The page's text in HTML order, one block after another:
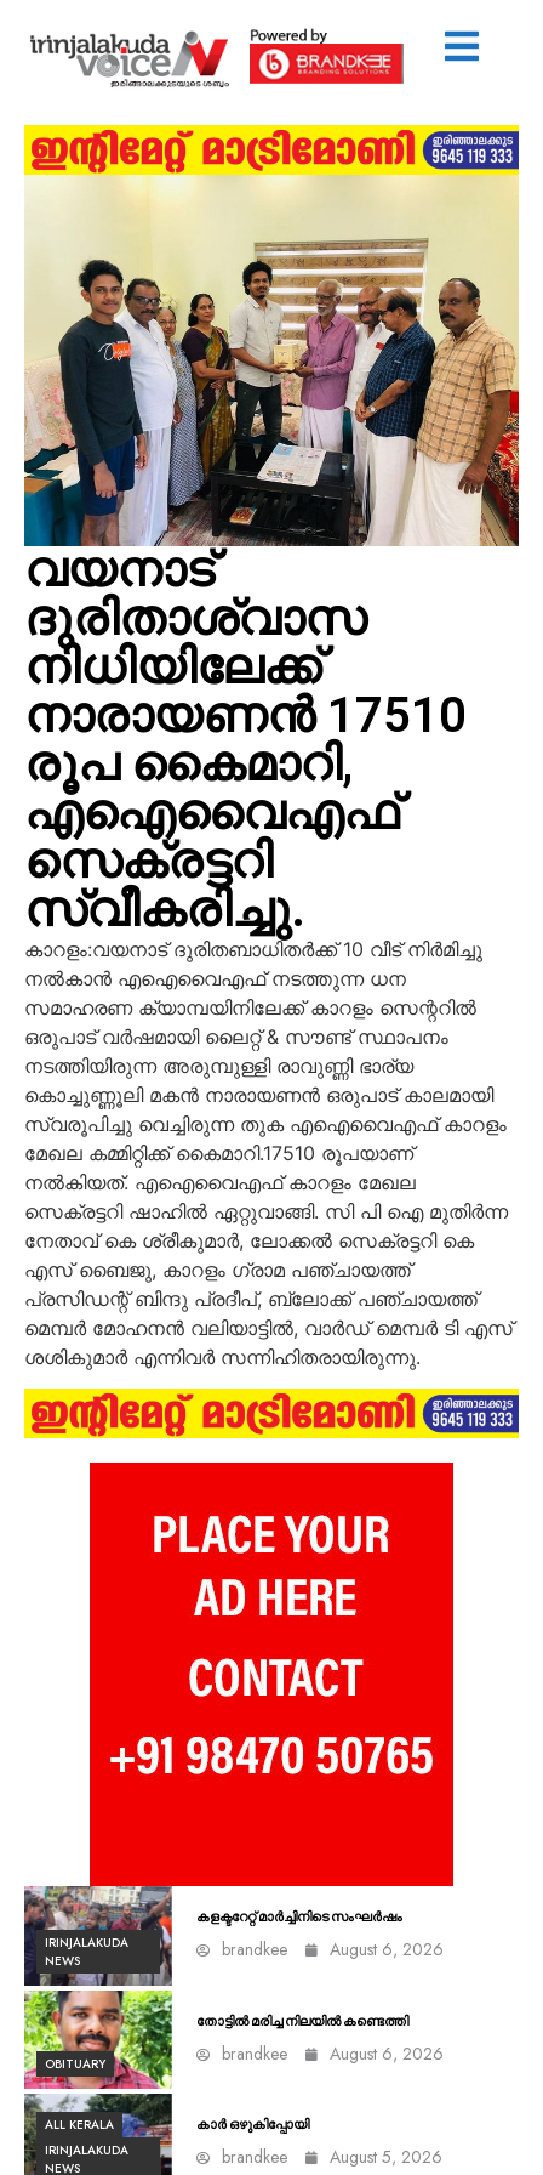
വയനാട്
ദുരിതാശ്വാസ
നിധിയിലേക്ക്
നാരായണൻ 17510
രൂപ കൈമാറി,
എഐവൈഎഫ്
സെക്രട്ടറി
സ്വീകരിച്ചു.
കാറളം:വയനാട് ദുരിതബാധിതർക്ക് 10 വീട് നിർമിച്ചു
നൽകാൻ എഐവൈഎഫ് നടത്തുന്ന ധന
സമാഹരണ ക്യാമ്പയിനിലേക്ക് കാറളം സെന്ററിൽ
ഒരുപാട് വർഷമായി ലൈറ്റ് & സൗണ്ട് സ്ഥാപനം
നടത്തിയിരുന്ന അരുമ്പുള്ളി രാവുണ്ണി ഭാര്യ
കൊച്ചുണ്ണൂലി മകൻ നാരായണൻ ഒരുപാട് കാലമായി
സ്വരൂപിച്ചു വെച്ചിരുന്ന തുക എഐവൈഎഫ് കാറളം
മേഖല കമ്മിറ്റിക്ക് കൈമാറി.17510 രൂപയാണ്
നൽകിയത്. എഐവൈഎഫ് കാറളം മേഖല
സെക്രട്ടറി ഷാഹിൽ ഏറ്റുവാങ്ങി. സി പി ഐ മുതിർന്ന
നേതാവ് കെ ശ്രീകുമാർ, ലോക്കൽ സെക്രട്ടറി കെ
എസ് ബൈജു, കാറളം ഗ്രാമ പഞ്ചായത്ത്‌
പ്രസിഡന്റ്‌ ബിന്ദു പ്രദീപ്‌, ബ്ലോക്ക്‌ പഞ്ചായത്ത്‌
മെമ്പർ മോഹനൻ വലിയാട്ടിൽ, വാർഡ് മെമ്പർ ടി എസ്
ശശികുമാർ എന്നിവർ സന്നിഹിതരായിരുന്നു.
IRINJALAKUDA
NEWS
കളക്ടറേറ്റ് മാർച്ചിനിടെ സംഘർഷം
brandkee August 6, 2026
OBITUARY
തോട്ടിൽ മരിച്ച നിലയിൽ കണ്ടെത്തി
brandkee August 6, 2026
ALL KERALA
IRINJALAKUDA
NEWS
കാർ ഒഴുകിപ്പോയി
brandkee August 5, 2026